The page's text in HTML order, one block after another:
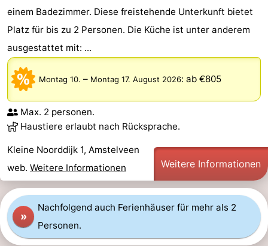
Sehen
tun
Museen
-
Denkmäler
Kirchen
-
Aussichtspunkte
Attraktionen
-
Rundfahrten
-
Experiences
Dörfer
einem Badezimmer. Diese freistehende Unterkunft bietet
Platz für bis zu 2 Personen. Die Küche ist unter anderem
ausgestattet mit: ...
Montag 10. – Montag 17. August 2026: ab €805
Max. 2 personen.
Haustiere erlaubt nach Rücksprache.
Kleine Noorddijk 1, Amstelveen
web. Weitere Informationen Weitere Informationen
»
Nachfolgend auch Ferienhäuser für mehr als 2
Personen.